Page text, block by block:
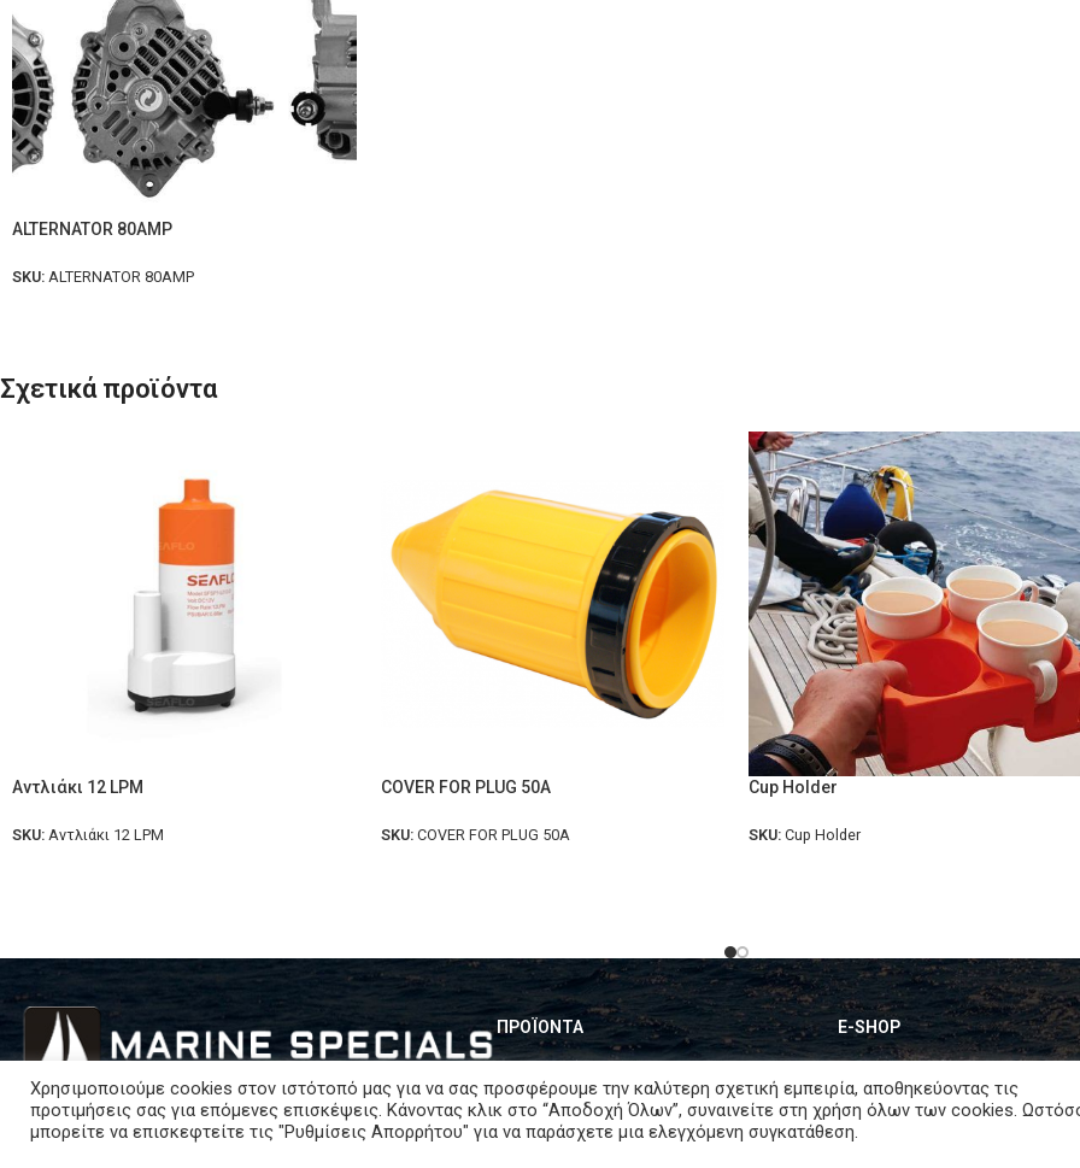
ALTERNATOR 80AMP
SKU: ALTERNATOR 80AMP
Σχετικά προϊόντα
Αντλιάκι 12 LPM
SKU: Αντλιάκι 12 LPM
COVER FOR PLUG 50A
SKU: COVER FOR PLUG 50A
Cup Holder
SKU: Cup Holder
Κολοκοτρώνη 62-64, 185-31, Πειραιάς
6934305000
ΠΡΟΪΟΝΤΑ
Complete Solar Systems
E-SHOP
Καλάθι
Χρησιμοποιούμε cookies στον ιστότοπό μας για να σας προσφέρουμε την καλύτερη σχετική εμπειρία, αποθηκεύοντας τις
προτιμήσεις σας για επόμενες επισκέψεις. Κάνοντας κλικ στο “Αποδοχή Όλων”, συναινείτε στη χρήση όλων των cookies.
μπορείτε να επισκεφτείτε τις "Ρυθμίσεις Απορρήτου" για να παράσχετε μια ελεγχόμενη συγκατάθεση.